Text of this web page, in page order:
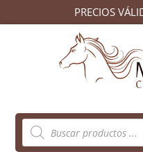
PRECIOS
Búsqueda
de
productos